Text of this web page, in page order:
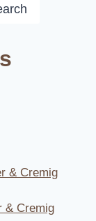
& Cremig
& Cremig